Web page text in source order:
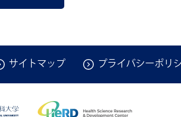
サイトマップ プライバシーポリ